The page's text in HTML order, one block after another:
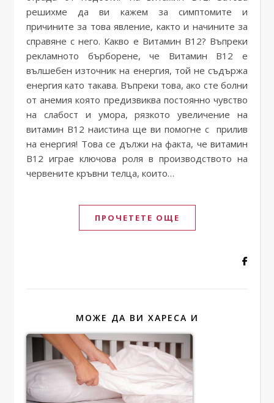
решихме да ви кажем за симптомите и
причините за това явление, както и начините за
справяне с него. Какво е Витамин В12? Въпреки
рекламното бърборене, че Витамин В12 е
вълшебен източник на енергия, той не съдържа
енергия като такава. Въпреки това, ако сте болни
от анемия която предизвиква постоянно чувство
на слабост и умора, рязкото увеличение на
витамин В12 наистина ще ви помогне с прилив
на енергия! Това се дължи на факта, че витамин
В12 играе ключова роля в производството на
червените кръвни телца, които…
ПРОЧЕТЕТЕ ОЩЕ
МОЖЕ ДА ВИ ХАРЕСА И